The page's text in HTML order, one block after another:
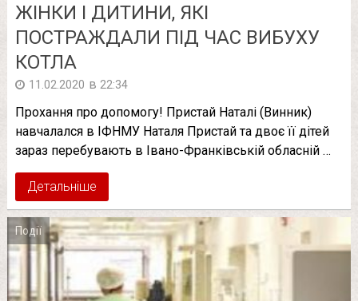
ЖІНКИ І ДИТИНИ, ЯКІ
ПОСТРАЖДАЛИ ПІД ЧАС ВИБУХУ
КОТЛА
11.02.2020 в 22:34
Прохання про допомогу! Пристай Наталі (Винник)
навчалался в ІФНМУ Наталя Пристай та двоє її дітей
зараз перебувають в Івано-Франківській обласній …
Детальніше
Події